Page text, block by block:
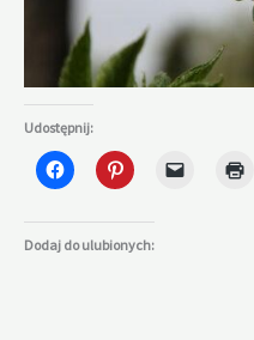
Udostępnij:
Dodaj do ulubionych: